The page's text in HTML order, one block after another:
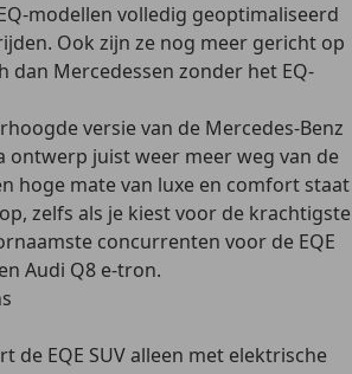
modellen volledig geoptimaliseerd
Ook zijn ze nog meer gericht op
dan Mercedessen zonder het EQ-
versie van de Mercedes-Benz
ontwerp juist weer meer weg van de
hoge mate van luxe en comfort staat
zelfs als je kiest voor de krachtigste
concurrenten voor de EQE
Audi Q8 e-tron.
de EQE SUV alleen met elektrische